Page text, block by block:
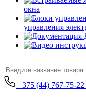
окна
управления
+375 (44) 767-75-22